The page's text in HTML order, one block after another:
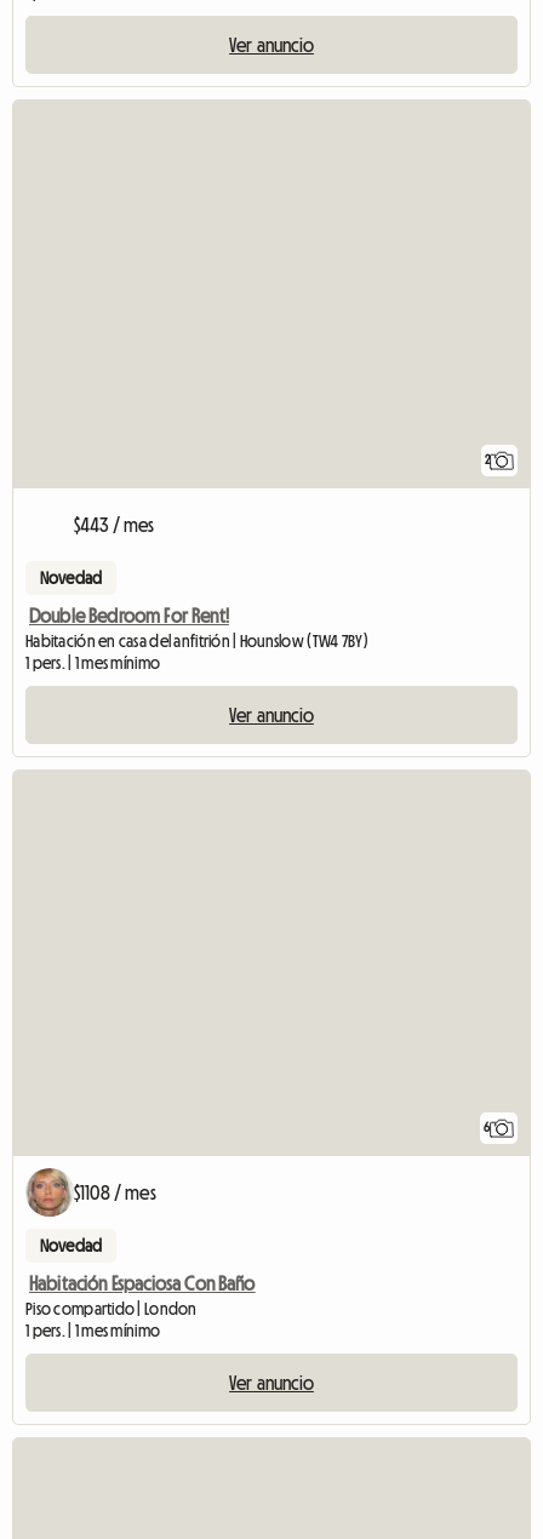
Ver anuncio
2
$443 / mes
Novedad
Double Bedroom For Rent!
Habitación en casa del anfitrión | Hounslow (TW4 7BY)
1 pers. | 1 mes mínimo
Ver anuncio
6
$1108 / mes
Novedad
Habitación Espaciosa Con Baño
Piso compartido | London
1 pers. | 1 mes mínimo
Ver anuncio